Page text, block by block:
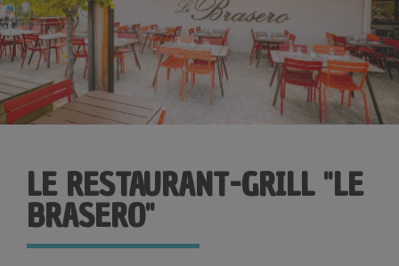
LE RESTAURANT-GRILL "LE
BRASERO"